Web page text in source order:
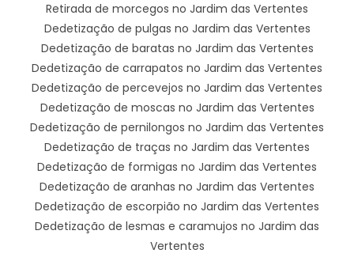
Retirada de morcegos no Jardim das Vertentes
Dedetização de pulgas no Jardim das Vertentes
Dedetização de baratas no Jardim das Vertentes
Dedetização de carrapatos no Jardim das Vertentes
Dedetização de percevejos no Jardim das Vertentes
Dedetização de moscas no Jardim das Vertentes
Dedetização de pernilongos no Jardim das Vertentes
Dedetização de traças no Jardim das Vertentes
Dedetização de formigas no Jardim das Vertentes
Dedetização de aranhas no Jardim das Vertentes
Dedetização de escorpião no Jardim das Vertentes
Dedetização de lesmas e caramujos no Jardim das
Vertentes